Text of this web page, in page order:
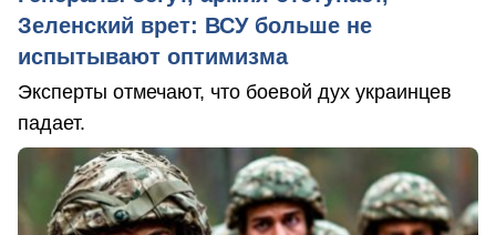
Зеленский врет: ВСУ больше не
испытывают оптимизма
Эксперты отмечают, что боевой дух украинцев
падает.